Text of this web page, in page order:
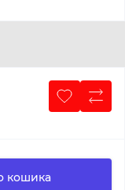
кошика